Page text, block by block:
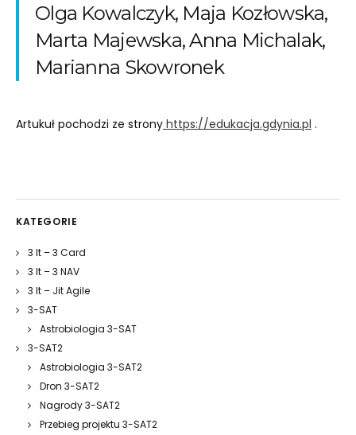
Olga Kowalczyk, Maja Kozłowska,
Marta Majewska, Anna Michalak,
Marianna Skowronek
Artukuł pochodzi ze strony https://edukacja.gdynia.pl .
KATEGORIE
3 It – 3 Card
3 It – 3 NAV
3 It – Jit Agile
3-SAT
Astrobiologia 3-SAT
3-SAT2
Astrobiologia 3-SAT2
Dron 3-SAT2
Nagrody 3-SAT2
Przebieg projektu 3-SAT2